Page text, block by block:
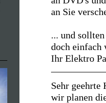
an Sie
... und
doch einfach
Ihr Elektro
Sehr geehrte
wir planen